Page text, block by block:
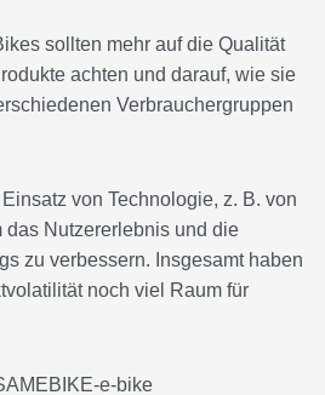
sollten mehr auf die Qualität
achten und darauf, wie sie
Verbrauchergruppen
von Technologie, z. B. von
das Nutzererlebnis und die
zu verbessern. Insgesamt haben
noch viel Raum für